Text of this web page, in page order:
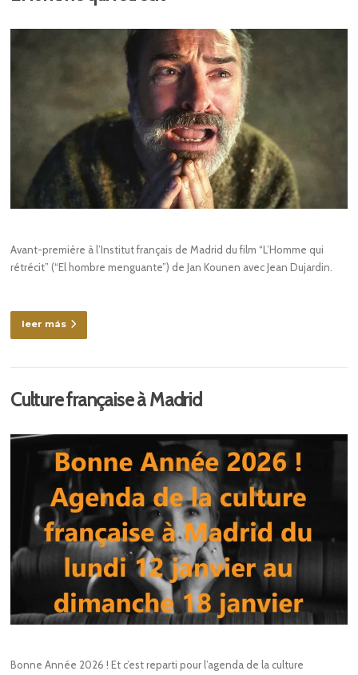
Avant-première à l’Institut français de Madrid du film “L’Homme qui
rétrécit” (“El hombre menguante”) de Jan Kounen avec Jean Dujardin.
leer más
Culture française à Madrid
Bonne Année 2026 ! Et c’est reparti pour l’agenda de la culture